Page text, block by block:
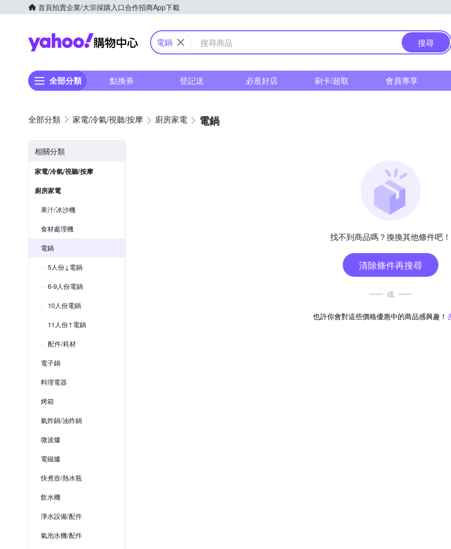
首頁拍賣企業/大宗採購入口合作招商App下載
Yahoo購物中心
電鍋 搜尋
全部分類 點換券 登記送 必逛好店 刷卡/超取 會員專享
家電/冷氣/視聽/按摩 廚房家電 電鍋
相關分類
家電/冷氣/視聽/按摩
廚房家電
果汁/冰沙機
食材處理機
電鍋
5人份↓電鍋
6-9人份電鍋
10人份電鍋
11人份↑電鍋
配件/耗材
電子鍋
料理電器
烤箱
氣炸鍋/油炸鍋
微波爐
電磁爐
快煮壺/熱水瓶
飲水機
淨水設備/配件
氣泡水機/配件
找不到商品嗎？換換其他條件吧！
清除條件再搜尋
或
也許你會對這些價格優惠中的商品感興趣！